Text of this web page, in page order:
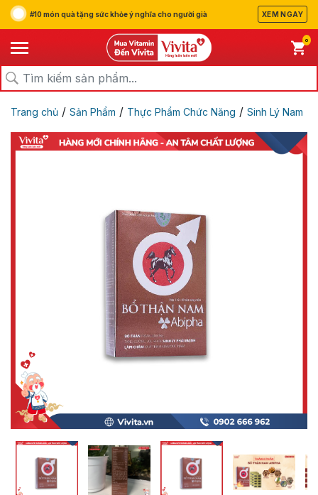
#10 món quà tặng sức khỏe ý nghĩa cho người già XEM NGAY
0
Trang chủ / Sản Phẩm / Thực Phẩm Chức Năng / Sinh Lý Nam